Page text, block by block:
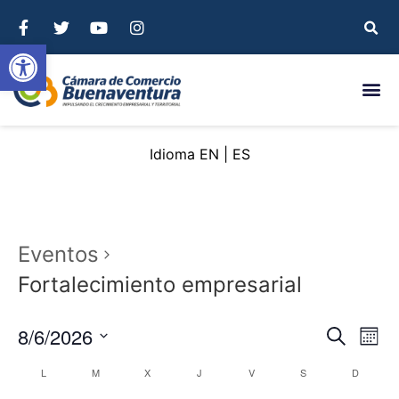
Abrir barra de herramientas
EN ES
Eventos
Fortalecimiento empresarial
de
Buscar
8/6/2026
fecha.
Calendario
L M X J V S D